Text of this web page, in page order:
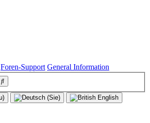
Foren-Support General Information